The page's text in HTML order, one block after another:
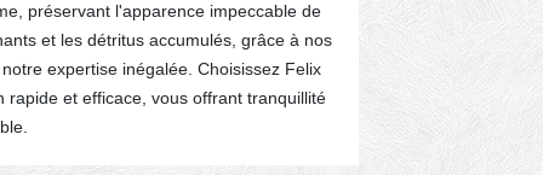
préservant l'apparence impeccable de
et les détritus accumulés, grâce à nos
expertise inégalée. Choisissez Felix
rapide et efficace, vous offrant tranquillité
d’habillage
minutie,
accomplie
alliant
Couverture a